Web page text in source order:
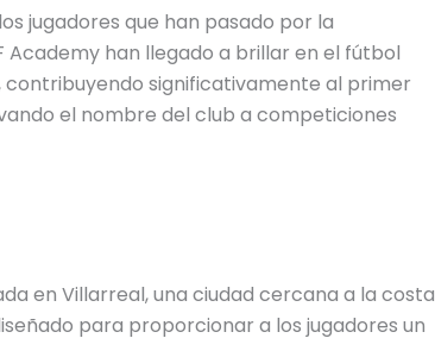
jugadores que han pasado por la
Academy han llegado a brillar en el fútbol
contribuyendo significativamente al primer
el nombre del club a competiciones
en Villarreal, una ciudad cercana a la costa
para proporcionar a los jugadores un